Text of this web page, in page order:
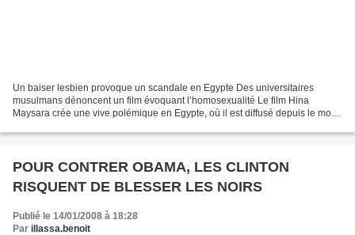
Un baiser lesbien provoque un scandale en Egypte Des universitaires
musulmans dénoncent un film évoquant l’homosexualité Le film Hina
Maysara crée une vive polémique en Egypte, où il est diffusé depuis le mois
POUR CONTRER OBAMA, LES CLINTON
RISQUENT DE BLESSER LES NOIRS
Publié le 14/01/2008 à 18:28
Par illassa.benoit